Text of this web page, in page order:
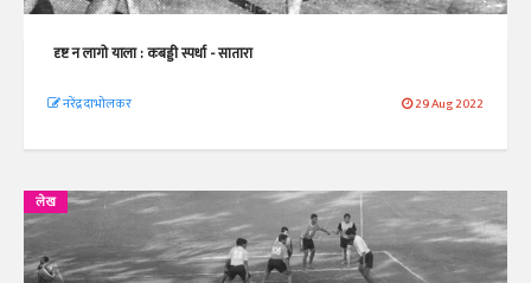
दृष्ट न लागो याला : कबड्डी स्पर्धा - सातारा
नरेंद्र दाभोलकर 29 Aug 2022
लेख